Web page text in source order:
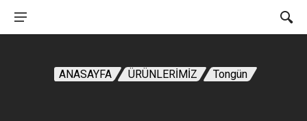
ANASAYFA ÜRÜNLERİMİZ Tongün